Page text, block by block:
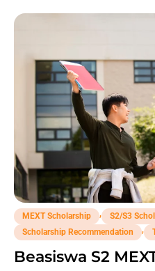
MEXT Scholarship , S2/S3
Scholarship Recommendation
,
Beasiswa S2